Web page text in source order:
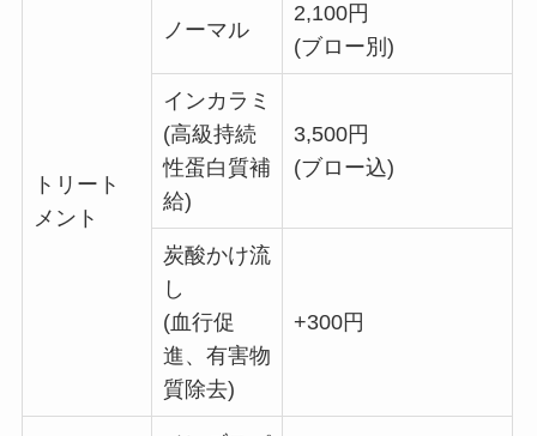
トリート
メント
ノーマル
2,100円
(ブロー別)
インカラミ
(高級持続
性蛋白質補
給)
3,500円
(ブロー込)
炭酸かけ流
し
(血行促
進、有害物
質除去)
+300円